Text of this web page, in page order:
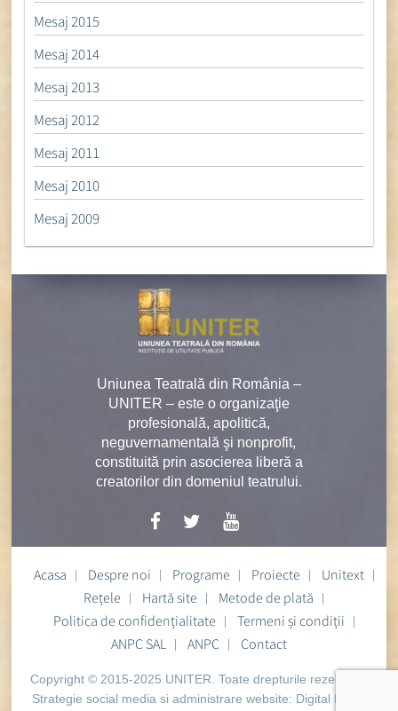
Mesaj 2015
Mesaj 2014
Mesaj 2013
Mesaj 2012
Mesaj 2011
Mesaj 2010
Mesaj 2009
Uniunea Teatrală din România –
UNITER – este o organizaţie
profesională, apolitică,
neguvernamentală şi nonprofit,
constituită prin asocierea liberă a
creatorilor din domeniul teatrului.
Acasa Despre noi Programe Proiecte
Unitext
Rețele
Hartă site
Metode de plată
Politica de confidențialitate
Termeni și condiții
ANPC SAL
ANPC Contact
Copyright © 2015-2025 UNITER. Toate drepturile rezervate.
Strategie social media si administrare website: Digital Heart